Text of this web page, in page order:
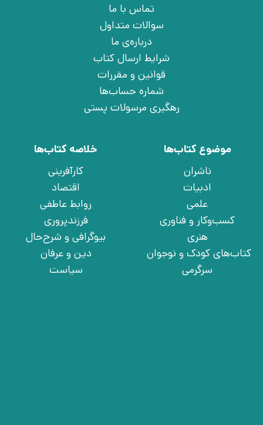
تماس با ما
سوالات متداول
درباره‌ی ما
شرایط ارسال کتاب
قوانین و مقررات
شماره حساب‌ها
رهگیری مرسولات پستی
موضوع کتاب‌ها
ناشران
ادبیات
علمی
کسب‌وکار و فناوری
هنری
کتاب‌های کودک و نوجوان
سرگرمی
خلاصه کتاب‌ها
کارآفرینی
اقتصاد
روابط عاطفی
فرزندپروری
بیوگرافی و شرح‌حال
دین و عرفان
سیاست